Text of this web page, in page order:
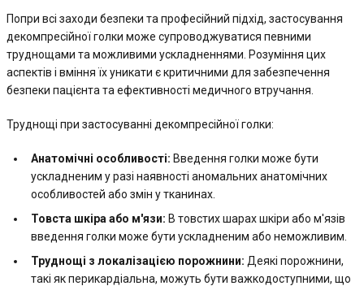
Попри всі заходи безпеки та професійний підхід, застосування
декомпресійної голки може супроводжуватися певними
труднощами та можливими ускладненнями. Розуміння цих
аспектів і вміння їх уникати є критичними для забезпечення
безпеки пацієнта та ефективності медичного втручання.
Труднощі при застосуванні декомпресійної голки:
Анатомічні особливості: Введення голки може бути
ускладненим у разі наявності аномальних анатомічних
особливостей або змін у тканинах.
Товста шкіра або м'язи: В товстих шарах шкіри або м'язів
введення голки може бути ускладненим або неможливим.
Труднощі з локалізацією порожнини: Деякі порожнини,
такі як перикардіальна, можуть бути важкодоступними, що